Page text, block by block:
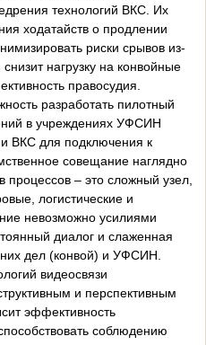
технологий ВКС. Их
ходатайств о продлении
риски срывов из-
нагрузку на конвойные
правосудия.
разработать пилотный
в учреждениях УФСИН
ВКС для подключения к
совещание наглядно
процессов – это сложный узел,
логистические и
невозможно усилиями
диалог и слаженная
дел (конвой) и УФСИН.
видеосвязи
и перспективным
эффективность
соблюдению